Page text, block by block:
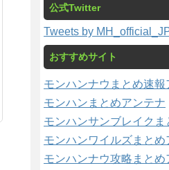
公式Twitter
Tweets by
おすすめサイト
モンハンナウまとめ速報
モンハンまとめアンテナ
モンハンサンブレイクま
モンハンワイルズまとめ
モンハンナウ攻略まとめ